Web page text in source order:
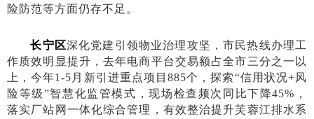
险防范等方面仍存不足。
长宁区深化党建引领物业治理攻坚，市民热线办理工
作质效明显提升，去年电商平台交易额占全市三分之一以
上，今年1-5月新引进重点项目885个，探索“信用状况+风
险等级”智慧化监管模式，现场检查频次同比下降45%，
落实厂站网一体化综合管理，有效整治提升芙蓉江排水系